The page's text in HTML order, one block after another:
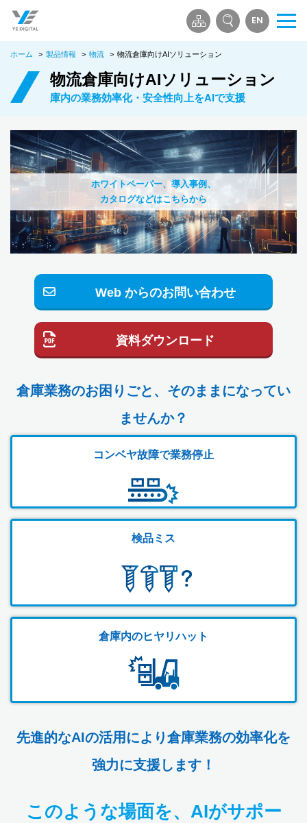
EN
メ
ホーム > 製品情報 > 物流 > 物流倉庫向けAIソリューション
物流倉庫向けAIソリューション
庫内の業務効率化・安全性向上をAIで支援
ホワイトペーパー、導入事例、
カタログなどはこちらから
Web からのお問い合わせ
資料ダウンロード
倉庫業務のお困りごと、そのままになってい
ませんか？
コンベヤ故障で業務停止
検品ミス
倉庫内のヒヤリハット
先進的なAIの活用により倉庫業務の効率化を
強力に支援します！
このような場面を、AIがサポー